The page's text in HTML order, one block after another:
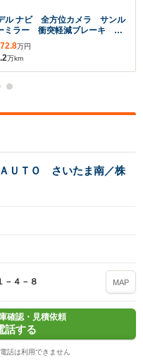
ル ナビ 全方位カメラ サンル
ミラー 衝突軽減ブレーキ 横
ロール ブラインドスポット
ー ドライブレコーダー
万円
万km
ＵＴＯ さいたま南／株
－４－８ MAP
確認・見積依頼
話する
話は利用できません